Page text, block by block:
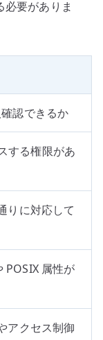
要がありま
認できるか
する権限があ
りに対応して
POSIX 属性が
アクセス制御